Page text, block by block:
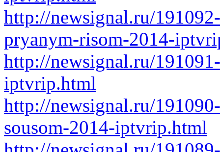
http://newsignal.ru/
pryanym-risom-2014-
http://newsignal.ru/
iptvrip.html
http://newsignal.ru/
sousom-2014-iptvrip.html